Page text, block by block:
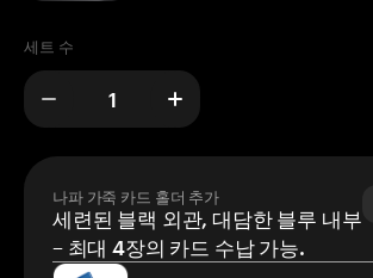
세트 수
나파 가죽 카드 홀더 추가
세련된 블랙 외관, 대담한 블루 내부
– 최대 4장의 카드 수납 가능.